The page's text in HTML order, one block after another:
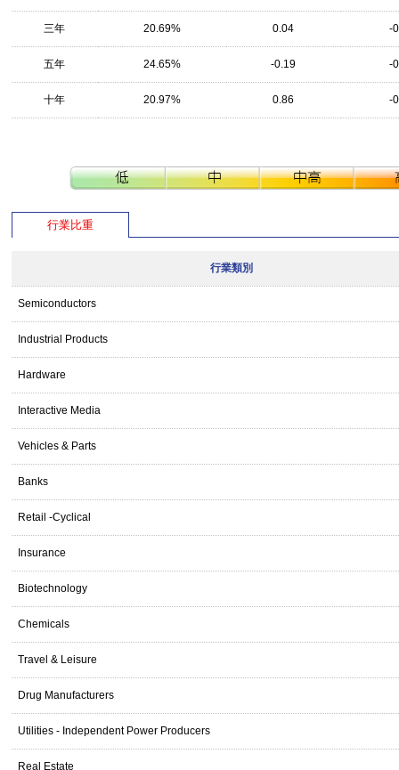
三年 20.69% 0.04 -
五年 24.65% -0.19 -
十年 20.97% 0.86 -
行業比重
行業類別
Semiconductors
Industrial Products
Hardware
Interactive Media
Vehicles & Parts
Banks
Retail -Cyclical
Insurance
Biotechnology
Chemicals
Travel & Leisure
Drug Manufacturers
Utilities - Independent Power Producers
Real Estate